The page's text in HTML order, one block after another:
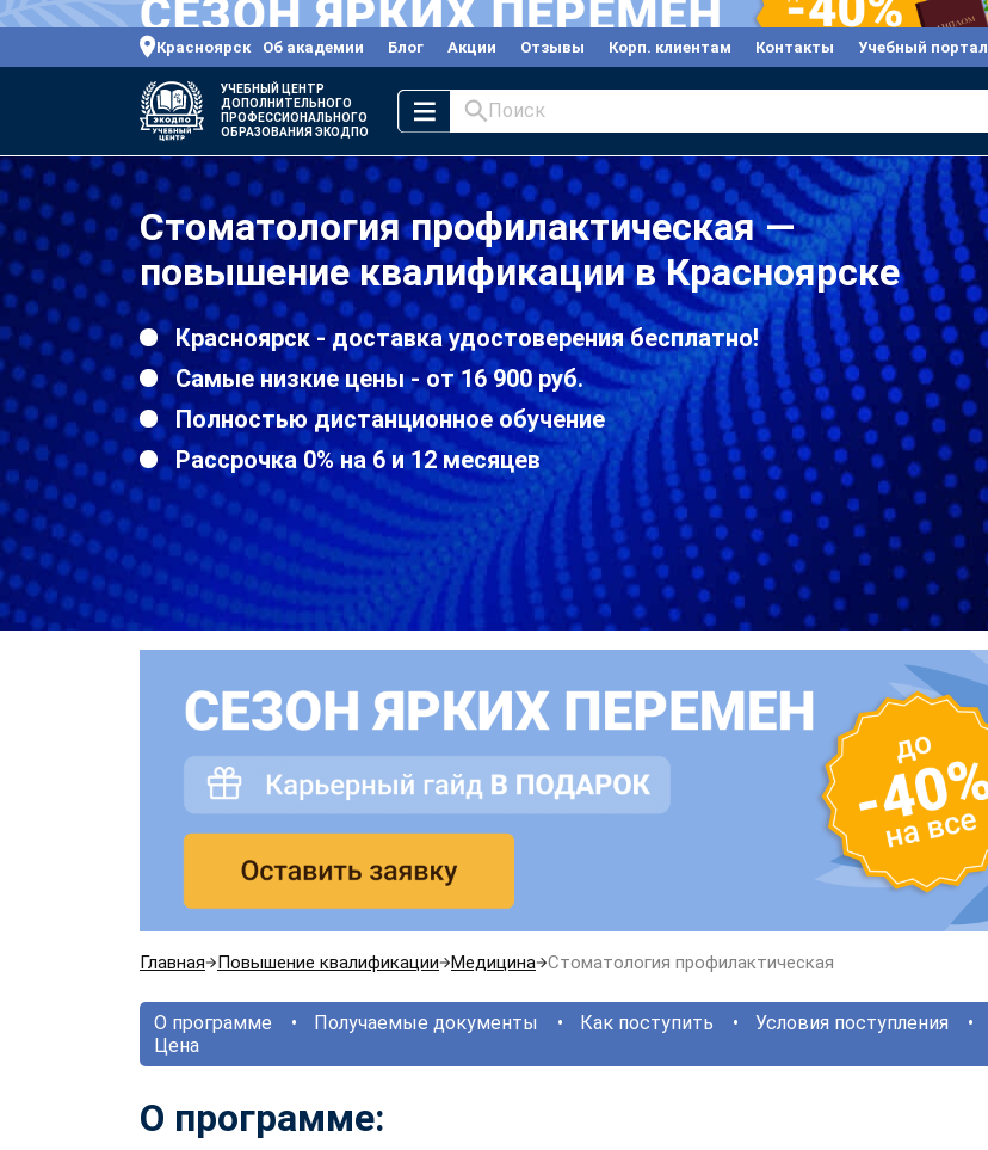
Красноярск Об академии Блог Акции Отзывы Корп. клиентам Контакты Учебный портал
УЧЕБНЫЙ ЦЕНТР
ДОПОЛНИТЕЛЬНОГО
ПРОФЕССИОНАЛЬНОГО
ОБРАЗОВАНИЯ ЭКОДПО
Поиск
Стоматология профилактическая —
повышение квалификации в Красноярске
Красноярск - доставка удостоверения бесплатно!
Самые низкие цены - от 16 900 руб.
Полностью дистанционное обучение
Рассрочка 0% на 6 и 12 месяцев
Главная Повышение квалификации Медицина Стоматология профилактическая
О программе Получаемые документы Как поступить
Условия поступления
Цена
О программе: